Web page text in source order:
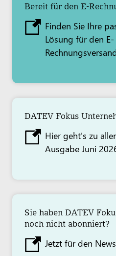
Bereit für den E-
Finden Sie Ihre
Lösung für den E-
DATEV Fokus
Hier geht's zu
Ausgabe Juni
Sie haben DATEV
noch nicht abonniert?
Jetzt für den